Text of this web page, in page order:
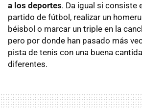
a los deportes. Da igual si consiste
partido de fútbol, realizar un
béisbol o marcar un triple en la
pero por donde han pasado más
pista de tenis con una buena
diferentes.